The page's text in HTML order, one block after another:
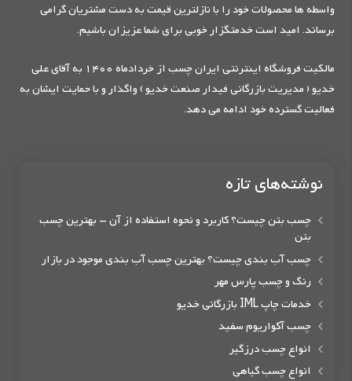
واسطه ها محصولات خود را با نازلترین قیمت به دست مشتریان گرامی
برساند. امید است خدمتگزار خوبی برای شما عزیزان باشیم.
مالکیت فروشگاه اینترنتی ایران چسب از خردادماه 1400 به آقای علی
خدیو ( مدیریت بازرگانی فیدار صنعت خدیو ) واگذار و با حمایت ایشان به
فعالیت گسترده خود ادامه می دهد.
نوشته‌های تازه
چسب بتن چیست؟ کاربرد و نحوه استفاده از آن – بهترین چسب
بتن
چسب آب بندی چیست؟ بهترین چسب آب بندی موجود در بازار
رنگ و چسب پارس مهر
خدمات چاپ IML بازرگانی خدیو
چسب آکواریوم سفید
انواع چسب درزگیر
انواع چسب گیاهی